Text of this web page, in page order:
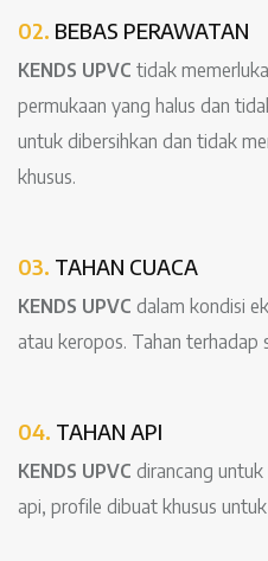
02. BEBAS PERAWATAN
KENDS UPVC tidak
permukaan yang halus dan
untuk dibersihkan dan tidak
khusus.
03. TAHAN CUACA
KENDS UPVC dalam kondisi
atau keropos. Tahan terhadap
04. TAHAN API
KENDS UPVC dirancang
api, profile dibuat khusus